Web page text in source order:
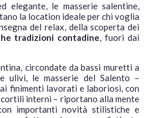
elegante, le masserie salentine,
la location ideale per chi voglia
del relax, della scoperta dei
tradizioni contadine, fuori dai
circondate da bassi muretti a
ulivi, le masserie del Salento –
finimenti lavorati e laboriosi, con
cortili interni – riportano alla mente
importanti novità stilistiche e